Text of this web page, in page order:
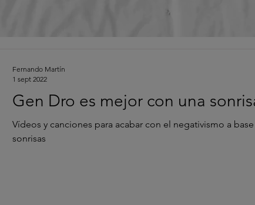
Gen Dro es mejor con una
Vídeos y canciones para acabar con el negativismo a
sonrisas
Fernando Martín
1 sept 2022